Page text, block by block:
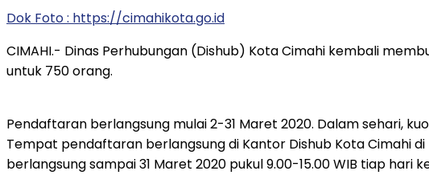
Dok Foto : https://cimahikota.go.id
CIMAHI.- Dinas Perhubungan (Dishub) Kota Cimahi kembali
untuk 750 orang.
Pendaftaran berlangsung mulai 2-31 Maret 2020. Dalam sehari,
Tempat pendaftaran berlangsung di Kantor Dishub Kota Cimahi
berlangsung sampai 31 Maret 2020 pukul 9.00-15.00 WIB tiap hari